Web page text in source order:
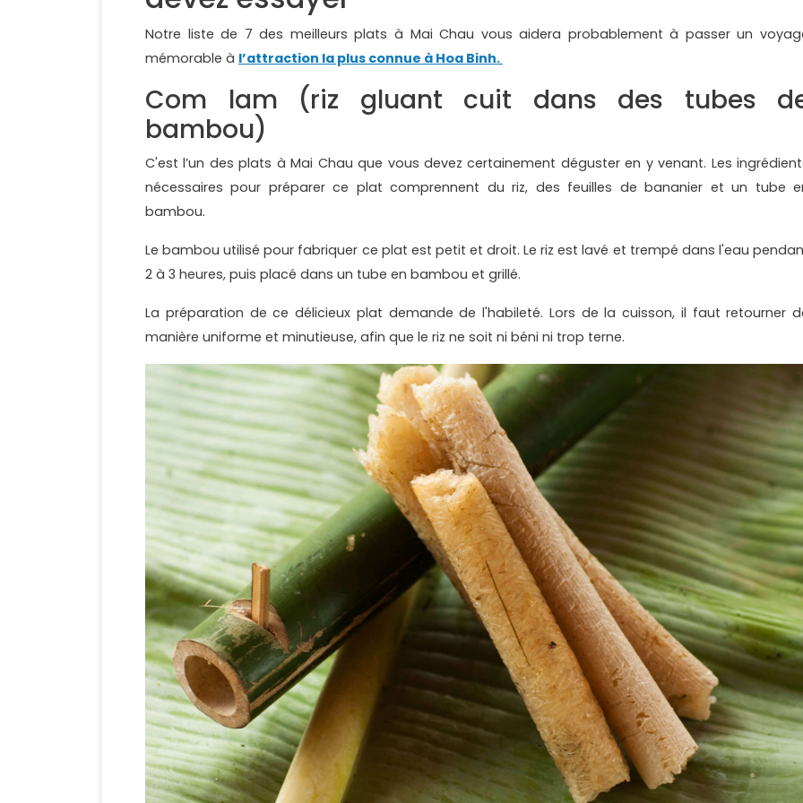
Notre liste de 7 des meilleurs plats à Mai Chau vous aidera probablement à passer un
mémorable à l’attraction la plus connue à Hoa Binh.
Com lam (riz gluant cuit dans des tubes
bambou)
C'est l’un des plats à Mai Chau que vous devez certainement déguster en y venant. Les
nécessaires pour préparer ce plat comprennent du riz, des feuilles de bananier et un tube
bambou.
Le bambou utilisé pour fabriquer ce plat est petit et droit. Le riz est lavé et trempé dans l'eau
2 à 3 heures, puis placé dans un tube en bambou et grillé.
La préparation de ce délicieux plat demande de l'habileté. Lors de la cuisson, il faut retourner
manière uniforme et minutieuse, afin que le riz ne soit ni béni ni trop terne.